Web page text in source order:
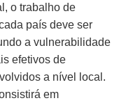
o trabalho de
país deve ser
a vulnerabilidade
efetivos de
a nível local.
em